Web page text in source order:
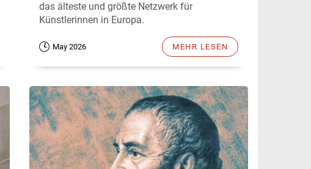
das älteste und größte Netzwerk für
Künstlerinnen in Europa.
May 2026 MEHR LESEN